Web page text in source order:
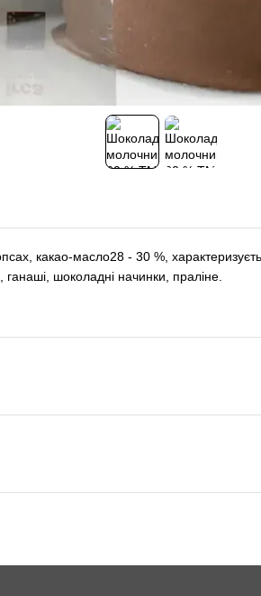
какао-масло28 - 30 %,
ганаші, шоколадні начинки, праліне.